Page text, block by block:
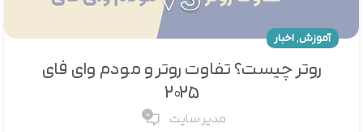
آموزش,اخبار
روتر چیست؟ تفاوت روتر و مودم وای فای
2025
مدیر سایت 0